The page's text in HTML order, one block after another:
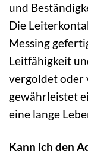
und
Die
Messing
Leitfähigkeit
vergoldet oder
gewährleistet
eine lange
Kann ich den